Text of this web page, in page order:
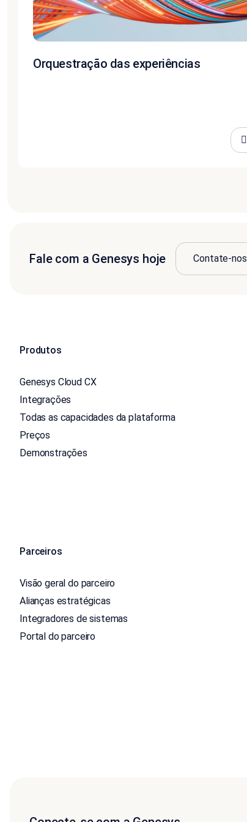
Orquestração das experiências
Fale com a Genesys hoje Contate-nos
Produtos
Genesys Cloud CX
Integrações
Todas as capacidades da plataforma
Preços
Demonstrações
Parceiros
Visão geral do parceiro
Alianças estratégicas
Integradores de sistemas
Portal do parceiro